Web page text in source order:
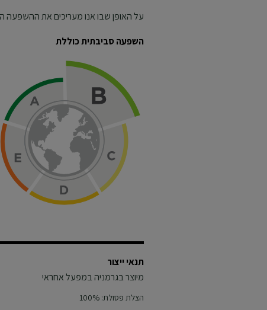
על האופן שבו אנו מעריכים את ההשפעה
השפעה סביבתית כוללת
תנאי ייצור
מיוצר בגרמניה במפעל אחראי
הצלת פסולת: 100%